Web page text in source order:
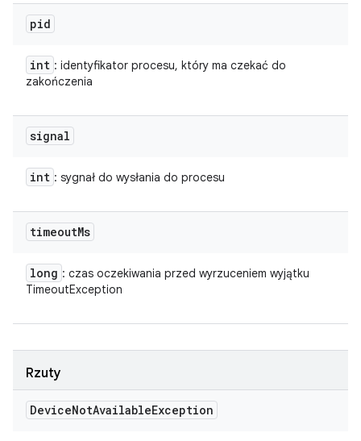
pid
int : identyfikator procesu, który ma czekać do
zakończenia
signal
int : sygnał do wysłania do procesu
timeoutMs
long : czas oczekiwania przed wyrzuceniem wyjątku
TimeoutException
Rzuty
DeviceNotAvailableException